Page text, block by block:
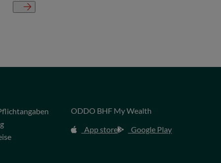
ODDO BHF My Wealth
App store
Google Play